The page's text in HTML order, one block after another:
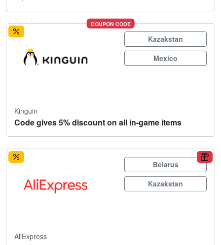
COUPON CODE
Kazakstan
Mexico
Kinguin
Code gives 5% discount on all in-game items
Belarus
Kazakstan
AliExpress